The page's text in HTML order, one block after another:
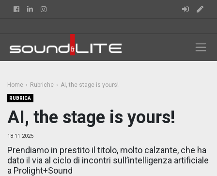
FacebookLinkedin
Home Rubriche AI, the stage is yours!
RUBRICA
AI, the stage is yours!
18-11-2025
Prendiamo in prestito il titolo, molto calzante, che ha
dato il via al ciclo di incontri sull’intelligenza artificiale
a Prolight+Sound